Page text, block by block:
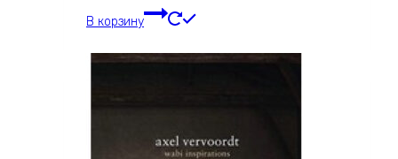
В корзину